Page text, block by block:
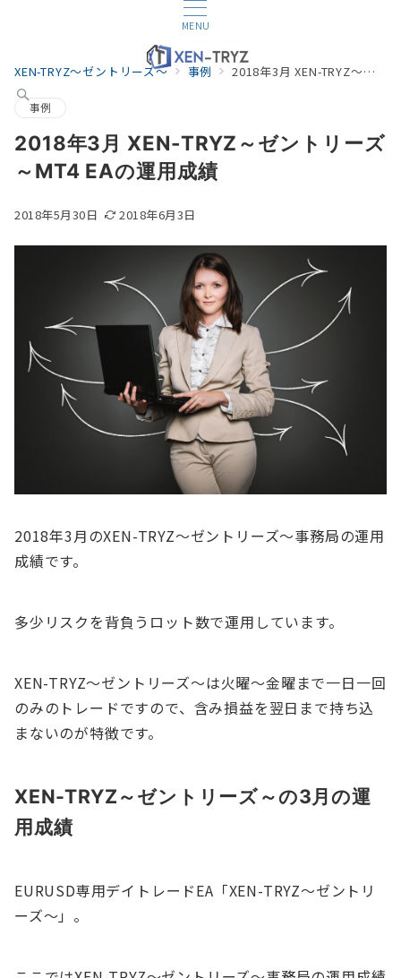
MENU
XEN-TRYZ～ゼントリーズ～ 事例 2018年3月 XEN-TRYZ～ゼントリーズ～MT4 EAの運用成績
事例
2018年3月 XEN-TRYZ～ゼントリーズ
～MT4 EAの運用成績
2018年5月30日 2018年6月3日
2018年3月のXEN-TRYZ～ゼントリーズ～事務局の運用
成績です。
多少リスクを背負うロット数で運用しています。
XEN-TRYZ～ゼントリーズ～は火曜～金曜まで一日一回
のみのトレードですので、含み損益を翌日まで持ち込
まないのが特徴です。
XEN-TRYZ～ゼントリーズ～の3月の運
用成績
EURUSD専用デイトレードEA「XEN-TRYZ～ゼントリ
ーズ～」。